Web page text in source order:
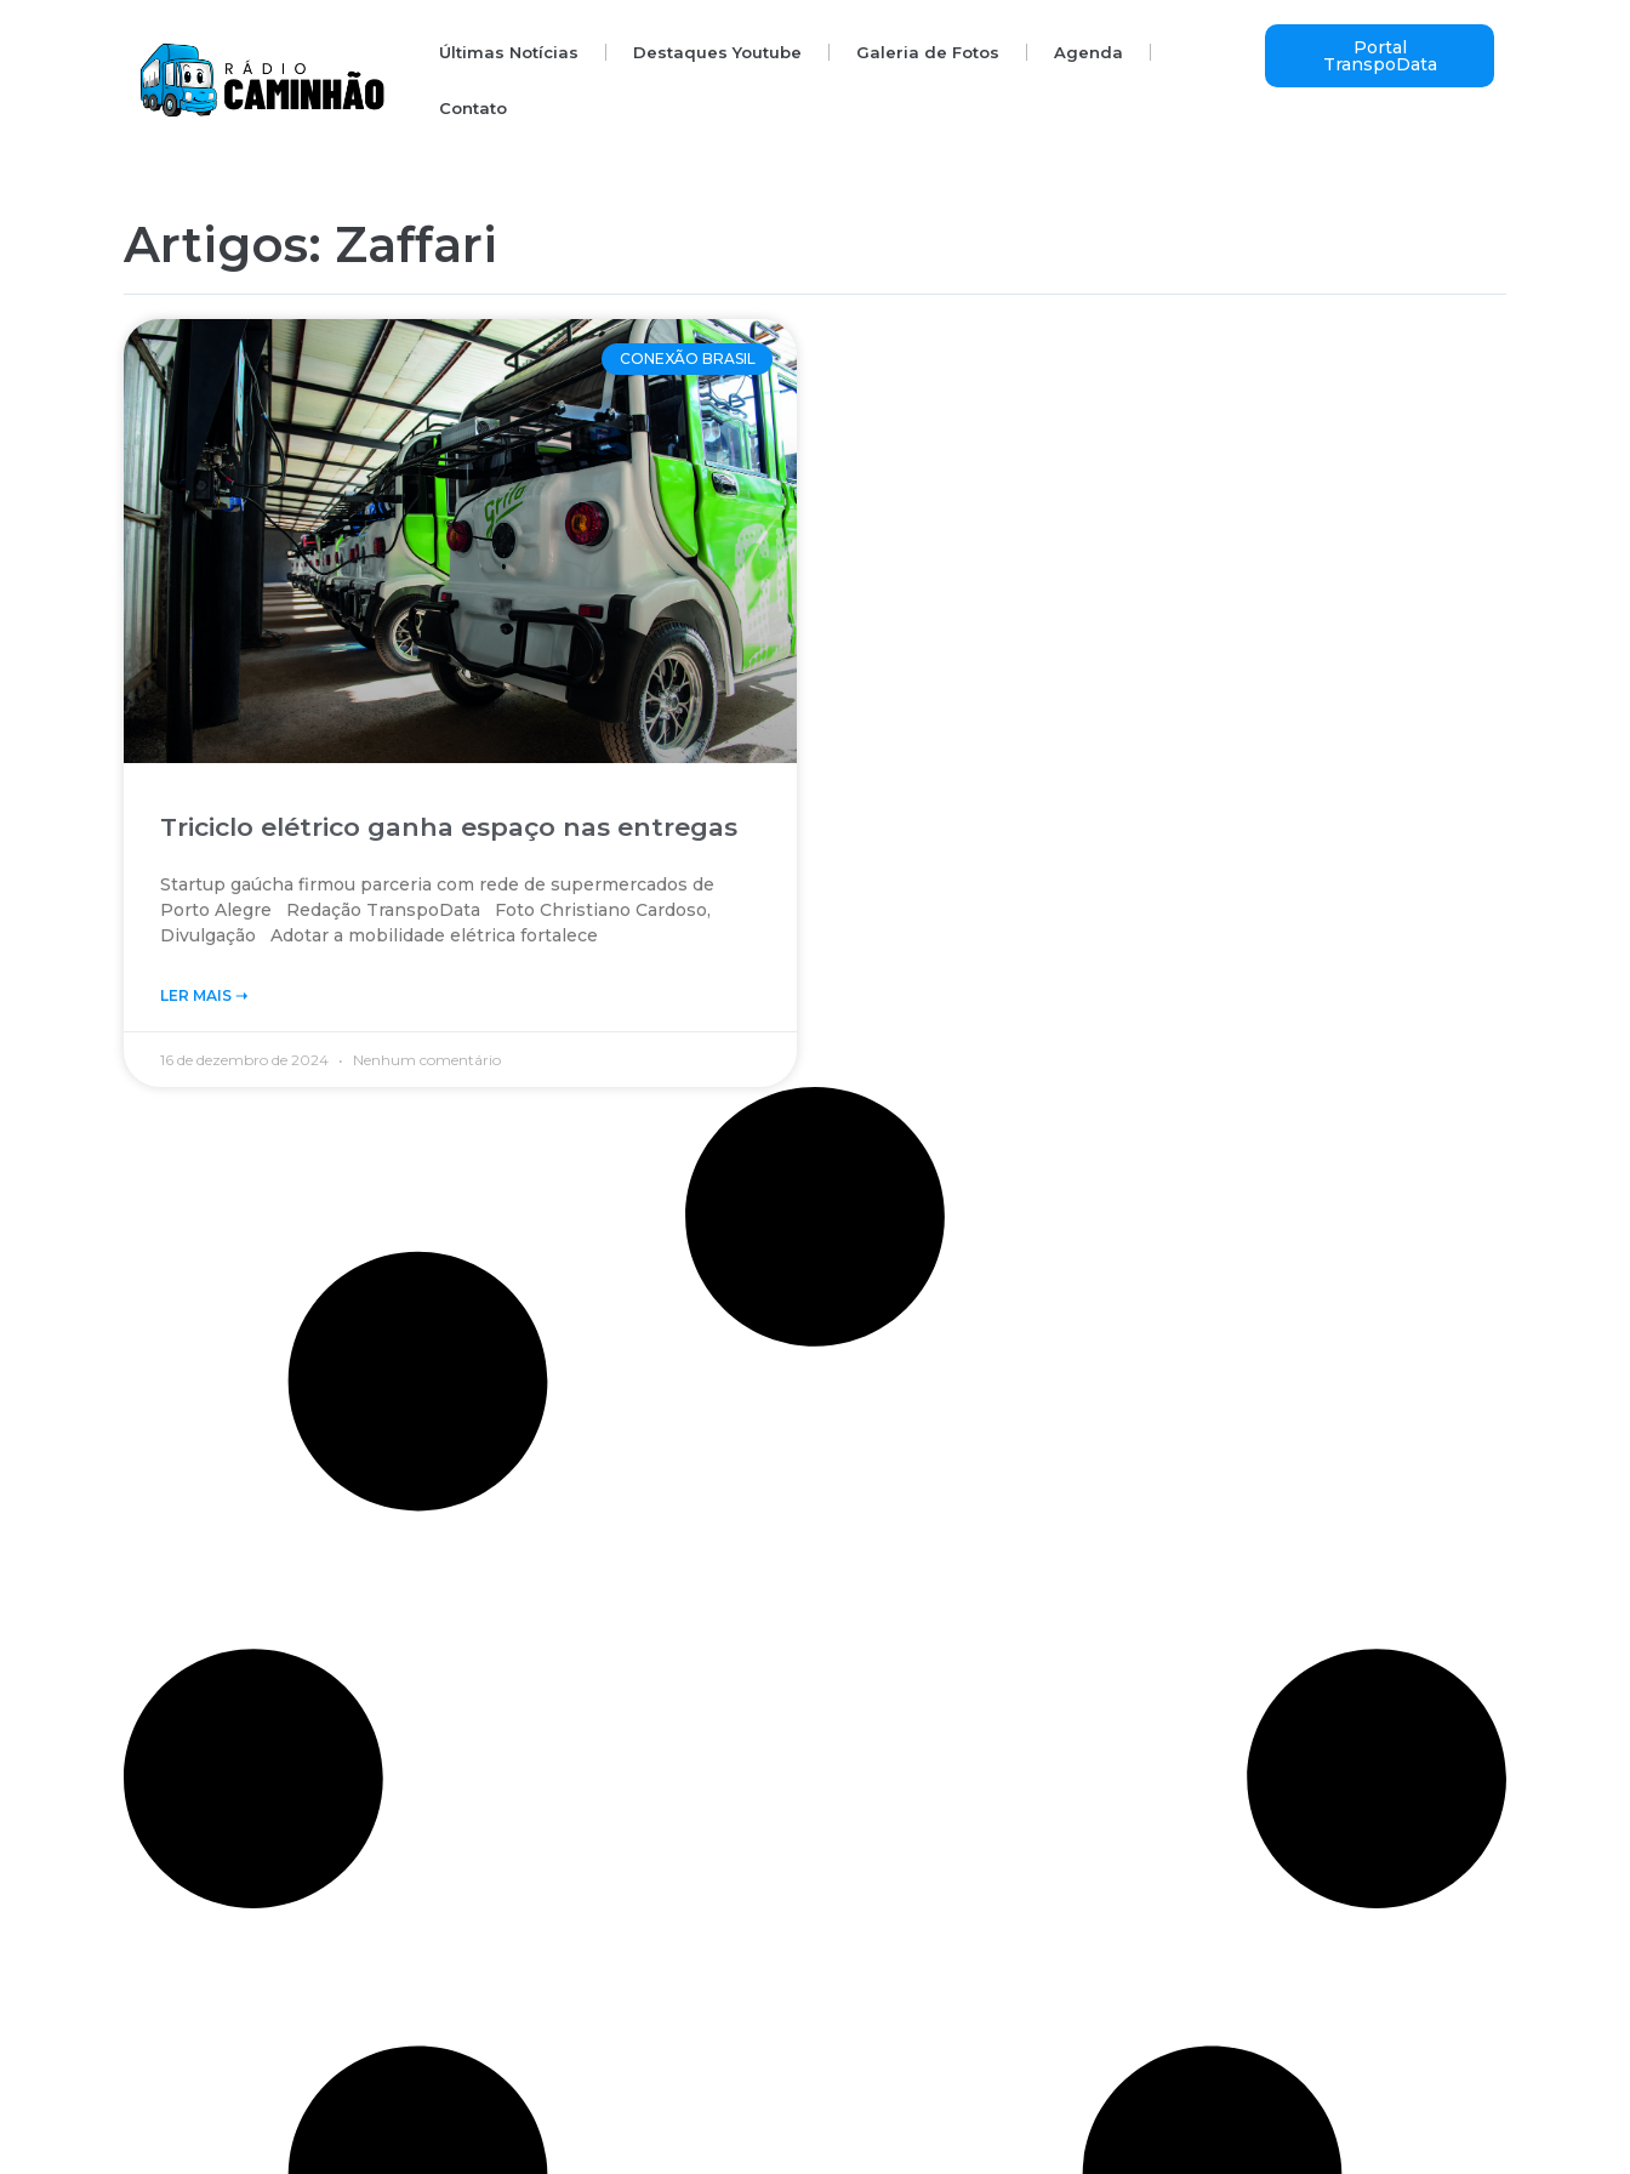
Últimas Notícias Destaques Youtube Galeria de Fotos Agenda
Contato
Portal
TranspoData
Artigos: Zaffari
CONEXÃO BRASIL
Triciclo elétrico ganha espaço nas entregas
Startup gaúcha firmou parceria com rede de supermercados de
Porto Alegre Redação TranspoData Foto Christiano Cardoso,
Divulgação Adotar a mobilidade elétrica fortalece
LER MAIS ➝‬
16 de dezembro de 2024 Nenhum comentário